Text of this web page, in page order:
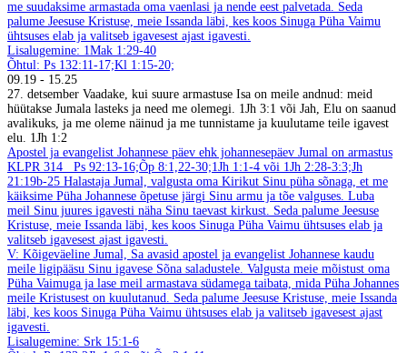
me suudaksime armastada oma vaenlasi ja nende eest palvetada. Seda
palume Jeesuse Kristuse, meie Issanda läbi, kes koos Sinuga Püha Vaimu
ühtsuses elab ja valitseb igavesest ajast igavesti.
Lisalugemine: 1Mak 1:29-40
Õhtul: Ps 132:11-17;Kl 1:15-20;
09.19 - 15.25
27. detsember Vaadake, kui suure armastuse Isa on meile andnud: meid
hüütakse Jumala lasteks ja need me olemegi. 1Jh 3:1 või Jah, Elu on saanud
avalikuks, ja me oleme näinud ja me tunnistame ja kuulutame teile igavest
elu. 1Jh 1:2
Apostel ja evangelist Johannese päev ehk johannesepäev Jumal on armastus
KLPR 314
Ps 92:13-16;Õp 8:1,22-30;1Jh 1:1-4 või 1Jh 2:28-3:3;Jh
21:19b-25 Halastaja Jumal, valgusta oma Kirikut Sinu püha sõnaga, et me
käiksime Püha Johannese õpetuse järgi Sinu armu ja tõe valguses. Luba
meil Sinu juures igavesti näha Sinu taevast kirkust. Seda palume Jeesuse
Kristuse, meie Issanda läbi, kes koos Sinuga Püha Vaimu ühtsuses elab ja
valitseb igavesest ajast igavesti.
V: Kõigeväeline Jumal, Sa avasid apostel ja evangelist Johannese kaudu
meile ligipääsu Sinu igavese Sõna saladustele. Valgusta meie mõistust oma
Püha Vaimuga ja lase meil armastava südamega taibata, mida Püha Johannes
meile Kristusest on kuulutanud. Seda palume Jeesuse Kristuse, meie Issanda
läbi, kes koos Sinuga Püha Vaimu ühtsuses elab ja valitseb igavesest ajast
igavesti.
Lisalugemine: Srk 15:1-6